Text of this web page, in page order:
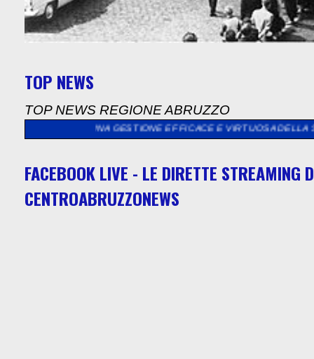
TOP NEWS
TOP NEWS REGIONE ABRUZZO
UNA GESTIONE EFFICACE E VIRTUOSA DELLA SOCIETÀ
FACEBOOK LIVE - LE DIRETTE STREAMING
CENTROABRUZZONEWS